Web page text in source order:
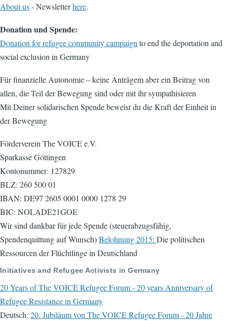
About us- Newsletterhere.
Donation und Spende:
Donation for refugee community campaignto end the deportation and
social exclusion in Germany
Für finanzielle Autonomie – keine Anträgem aber ein Beitrag von
allen, die Teil der Bewegung sind oder mit ihr sympathisieren
Mit Deiner solidarischen Spende beweist du die Kraft der Einheit in
der Bewegung
Förderverein The VOICE e.V.
Sparkasse Göttingen
Kontonummer: 127829
BLZ: 260 500 01
IBAN: DE97 2605 0001 0000 1278 29
BIC: NOLADE21GOE
Wir sind dankbar für jede Spende (steuerabzugsfähig,
Spendenquittung auf Wunsch)Belohnung 2015: Die politischen
Ressourcen der Flüchtlinge in Deutschland
Initiatives and Refugee Activists in Germany
20 Years of The VOICE Refugee Forum - 20 years Anniversary of
Refugee Resistance in Germany
Deutsch: 20. Jubiläum von The VOICE Refugee Forum - 20 Jahre